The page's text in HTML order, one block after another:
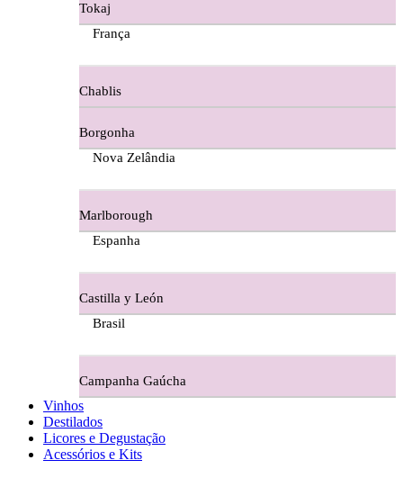
Evidencia Dão
Ferraz Wine - Beira Interior
Figueira Coriga - Alentejo
Guerreiro Vinhos - Bairrada
Herdade da Lisboa Alentejo
Herdade Do Freixo - Alentejo
Herdade do Moinho Branco - Alentejo
Tokaj
França
Chablis
Borgonha
Nova Zelândia
Marlborough
Espanha
Castilla y León
Brasil
Campanha Gaúcha
Vinhos
Destilados
Licores e Degustação
Acessórios e Kits